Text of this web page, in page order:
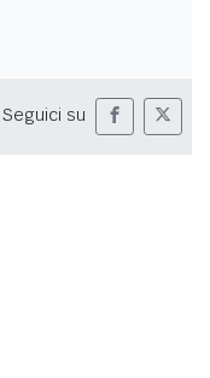
Seguici su